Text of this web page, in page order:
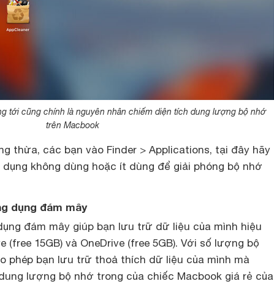
tới cũng chính là nguyên nhân chiếm diện tích dung lượng bộ nhớ
trên Macbook
thừa, các bạn vào Finder > Applications, tại đây hãy
không dùng hoặc ít dùng để giải phóng bộ nhớ
dụng đám mây
đám mây giúp bạn lưu trữ dữ liệu của mình hiệu
15GB) và OneDrive (free 5GB). Với số lượng bộ
phép bạn lưu trữ thoả thích dữ liệu của mình mà
lượng bộ nhớ trong của chiếc Macbook giá rẻ của